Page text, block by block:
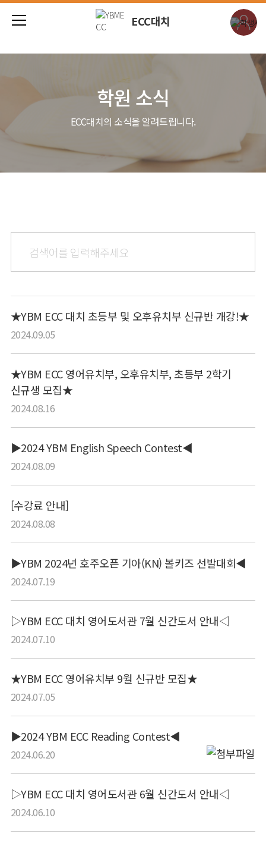
ECC대치
학원 소식
ECC대치의 소식을 알려드립니다.
★YBM ECC 대치 초등부 및 오후유치부 신규반 개강!★
2024.09.05
★YBM ECC 영어유치부, 오후유치부, 초등부 2학기
신규생 모집★
2024.08.16
▶2024 YBM English Speech Contest◀
2024.08.09
[수강료 안내]
2024.08.08
▶YBM 2024년 호주오픈 기아(KN) 볼키즈 선발대회◀
2024.07.19
▷YBM ECC 대치 영어도서관 7월 신간도서 안내◁
2024.07.10
★YBM ECC 영어유치부 9월 신규반 모집★
2024.07.05
▶2024 YBM ECC Reading Contest◀
2024.06.20
▷YBM ECC 대치 영어도서관 6월 신간도서 안내◁
2024.06.10